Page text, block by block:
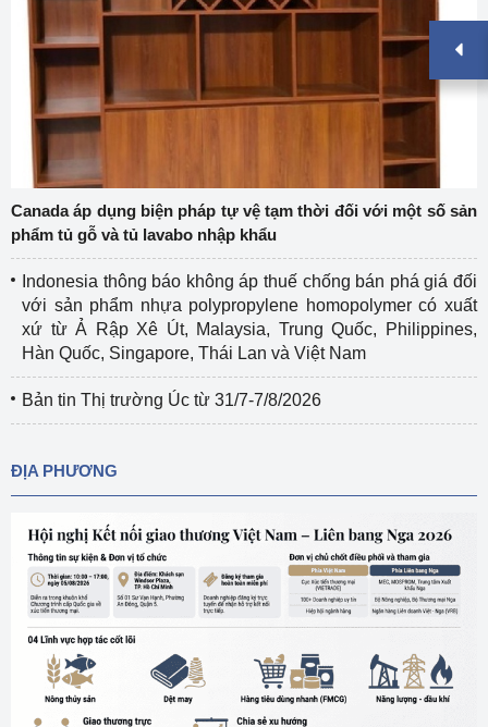
Canada áp dụng biện pháp tự vệ tạm thời đối với một số sản
phẩm tủ gỗ và tủ lavabo nhập khẩu
Indonesia thông báo không áp thuế chống bán phá giá đối
với sản phẩm nhựa polypropylene homopolymer có xuất
xứ từ Ả Rập Xê Út, Malaysia, Trung Quốc, Philippines,
Hàn Quốc, Singapore, Thái Lan và Việt Nam
Bản tin Thị trường Úc từ 31/7-7/8/2026
ĐỊA PHƯƠNG